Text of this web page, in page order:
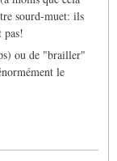
sourd-muet: ils
pas!
ou de "brailler"
le